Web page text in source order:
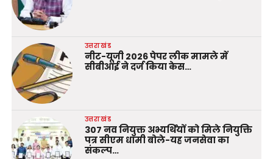
उत्तराखंड
नीट-यूजी 2026 पेपर लीक मामले में
सीबीआई ने दर्ज किया केस…
उत्तराखंड
307 नव नियुक्त अभ्यर्थियों को मिले नियुक्ति
पत्र सीएम धामी बोले-यह जनसेवा का
संकल्प…